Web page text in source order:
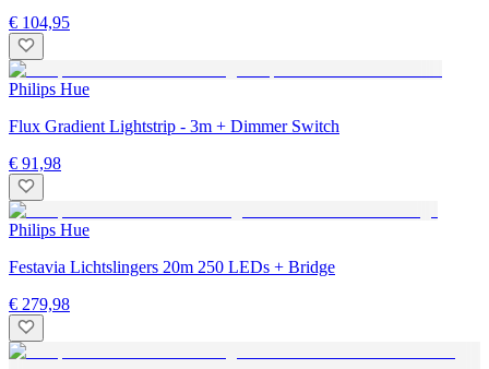
€ 104,95
Philips Hue
Flux Gradient Lightstrip - 3m + Dimmer Switch
€ 91,98
Philips Hue
Festavia Lichtslingers 20m 250 LEDs + Bridge
€ 279,98